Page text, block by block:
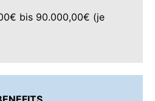
bis 90.000,00€ (je